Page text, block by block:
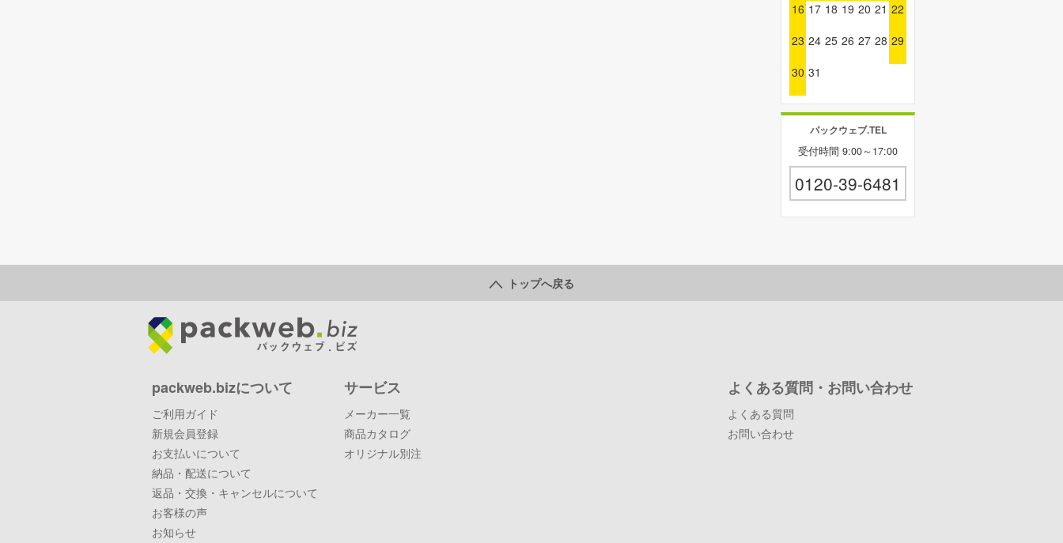
16 17 18 19 20 21 22
23 24 25 26 27 28 29
30 31
パックウェブ.TEL
受付時間 9:00～17:00
0120-39-6481
トップへ戻る
packweb.bizについて
ご利用ガイド
新規会員登録
お支払いについて
納品・配送について
返品・交換・キャンセルについて
お客様の声
お知らせ
サービス
メーカー一覧
商品カタログ
オリジナル別注
よくある質問・お問い合わせ
よくある質問
お問い合わせ